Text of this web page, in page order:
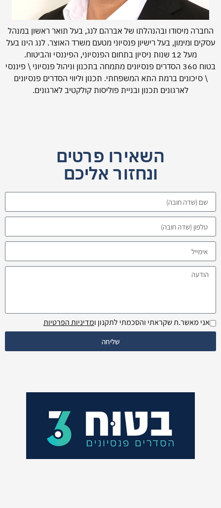
החברה מיסודו ובהנהלתו של אברהם לנג, בעל תואר ראשון במנהל
עסקים ומימון, בעל רישיון פנסיוני מטעם משרד האוצר. לנג הינו בעל
מעל 12 שנות ניסיון בתחום הפנסיוני, הפיננסי והביטוח.
בטוח 360 הסדרים פנסיונים מתמחה בתכנון וניהול פנסיוני \ פיננסי
\ סיכונים ברמת התא המשפחתי. תכנון וליווי הסדרים פנסיונים
לארגונים תכנון ובניית פוליסות קולקטיב לארגונים.
השאירו פרטים
ונחזור אליכם
אני מאשר.ת שקראתי והסכמתי לתקנון ומדיניות הפרטיות
שליחה